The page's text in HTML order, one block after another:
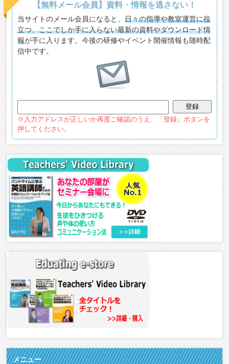
【無料メール会員】資料・情報を逃さない！
当サイトのメール会員になると、日々の指導や教室運営に役
立つ、ここでしか手に入らない最新の資料やダウンロード情
報が手に入ります。今後の研修やイベント開催情報も随時配
信中です。
※入力アドレスが正しいか再度ご確認のうえ、「登録」ボタンを
押してください。
メニュー